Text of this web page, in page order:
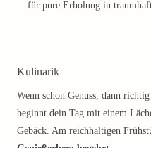
für pure Erholung in
Kulinarik
Wenn schon Genuss, dann
beginnt dein Tag mit einem
Gebäck. Am reichhaltigen